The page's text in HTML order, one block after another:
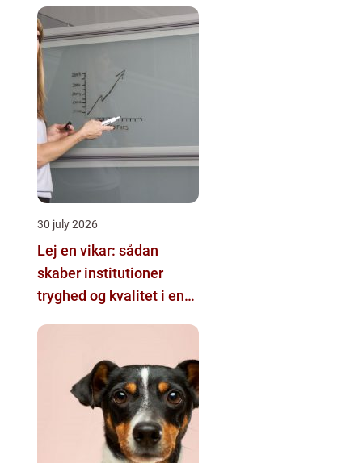
30 july 2026
Lej en vikar: sådan
skaber institutioner
tryghed og kvalitet i en